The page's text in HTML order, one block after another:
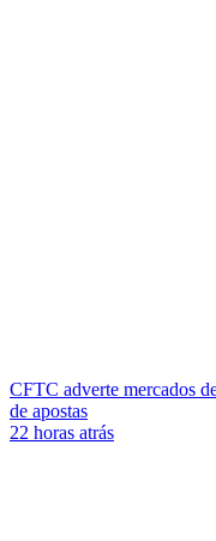
CFTC adverte mercados
de apostas
22 horas atrás